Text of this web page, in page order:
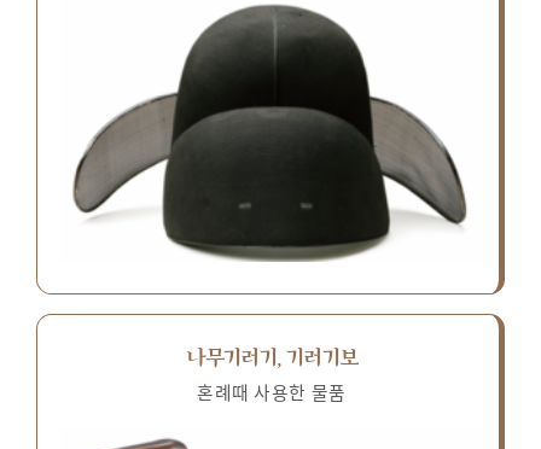
나무기러기, 기러기보
혼례때 사용한 물품